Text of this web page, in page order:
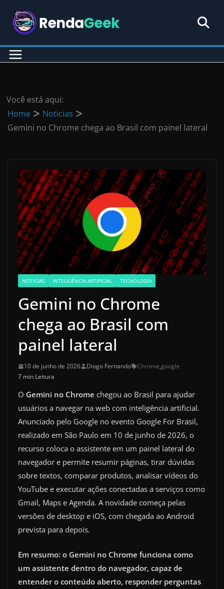
para
conteúdo
Você está aqui:
Home
Noticias
Gemini no Chrome chega ao Brasil com painel lateral
NOTICIAS INTELIGÊNCIA ARTIFICIAL TECNOLOGIA
Gemini no Chrome
chega ao Brasil com
painel lateral
10 de junho de 2026 Diogo Fernando Chrome,google
7 min Leitura
O Gemini no Chrome chegou ao Brasil para ajudar
usuários a navegar na web com inteligência artificial.
Anunciado pelo Google no evento Google For Brasil,
realizado em São Paulo em 10 de junho de 2026, o
recurso coloca o assistente em um painel lateral do
navegador e permite resumir páginas, tirar dúvidas
sobre textos, comparar produtos, analisar vídeos do
YouTube e executar ações conectadas a serviços como
Gmail, Maps e Agenda. A novidade começa pelas
versões de desktop e iOS, com chegada ao Android
prevista para depois.
Em resumo: o Gemini no Chrome funciona como
um assistente dentro do navegador, capaz de
entender o conteúdo aberto, responder perguntas